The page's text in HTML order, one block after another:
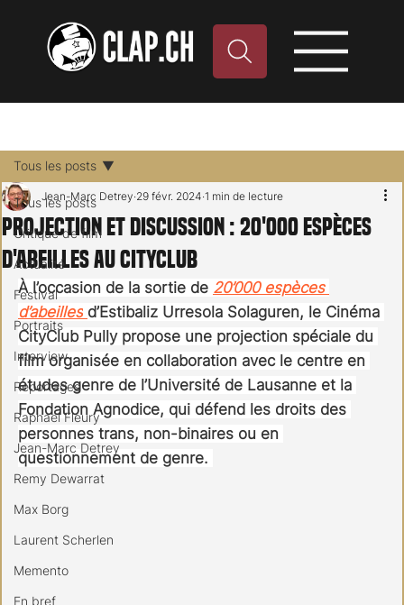
Tous les posts
Critique de film
Actualité
Festival
Portraits
Interview
Reportages
Raphael Fleury
Jean-Marc Detrey
Remy Dewarrat
Max Borg
Laurent Scherlen
Memento
En bref
Tous les posts
Projection et discussion : 20'000 espèces
d'Abeilles au CityClub
Jean-Marc Detrey 29 févr. 2024 1 min de lecture
À l’occasion de la sortie de 20’000 espèces
d’abeilles d’Estibaliz Urresola Solaguren, le Cinéma
CityClub Pully propose une projection spéciale du
film organisée en collaboration avec le centre en
études genre de l’Université de Lausanne et la
Fondation Agnodice, qui défend les droits des
personnes trans, non-binaires ou en
questionnement de genre.